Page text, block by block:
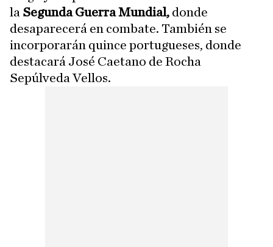
la Segunda Guerra Mundial, donde
desaparecerá en combate. También se
incorporarán quince portugueses, donde
destacará José Caetano de Rocha
Sepúlveda Vellos.